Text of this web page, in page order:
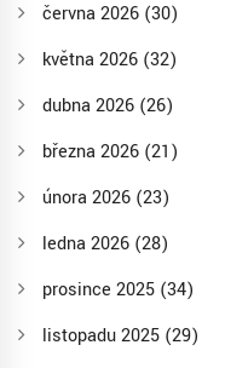
června 2026 (30)
května 2026 (32)
dubna 2026 (26)
března 2026 (21)
února 2026 (23)
ledna 2026 (28)
prosince 2025 (34)
listopadu 2025 (29)